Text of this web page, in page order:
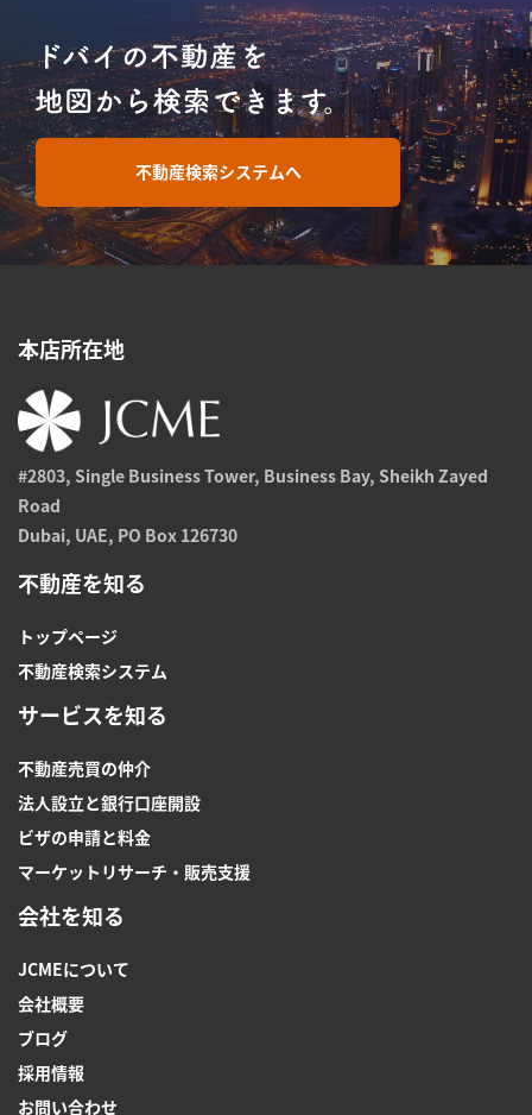
不動産検索システムへ
本店所在地
#2803, Single Business Tower, Business Bay, Sheikh Zayed
Road
Dubai, UAE, PO Box 126730
不動産を知る
トップページ
不動産検索システム
サービスを知る
不動産売買の仲介
法人設立と銀行口座開設
ビザの申請と料金
マーケットリサーチ・販売支援
会社を知る
JCMEについて
会社概要
ブログ
採用情報
お問い合わせ